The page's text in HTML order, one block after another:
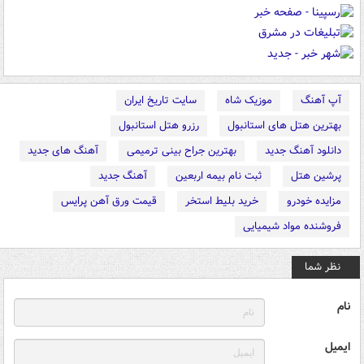
آپ آهنگ موزیک شاه
سایت تاریخ ایران
بهترین هتل های استانبول
رزرو هتل استانبول
دانلود آهنگ جدید
بهترین جراح بینی ترمیمی
آهنگ های جدید
پرشین هتل
ثبت نام بیمه اربعین
آهنگ جدید
مزایده خودرو
خرید بلیط استخر
قیمت ورق آهن پرایس
فروشنده مواد شیمیایی
نظر شما
نام
ایمیل